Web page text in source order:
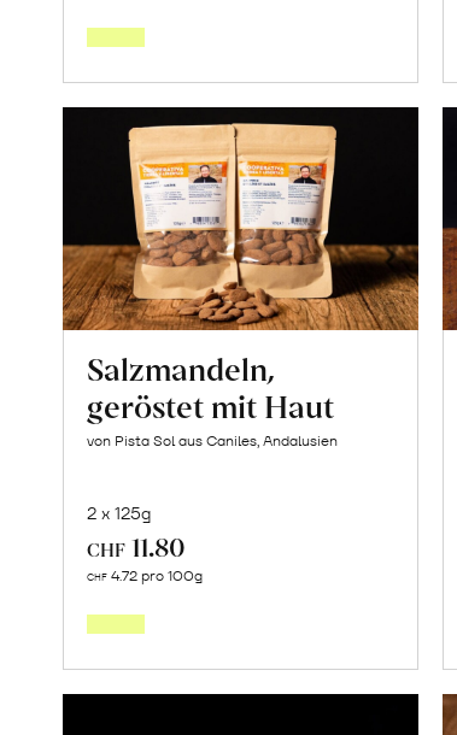
Frische
Post
Mango
«Osteen»
erfahren
Salzmandeln,
geröstet mit Haut
von Pista Sol aus Caniles, Andalusien
2 x 125g
CHF 11.80
CHF 4.72 pro 100g